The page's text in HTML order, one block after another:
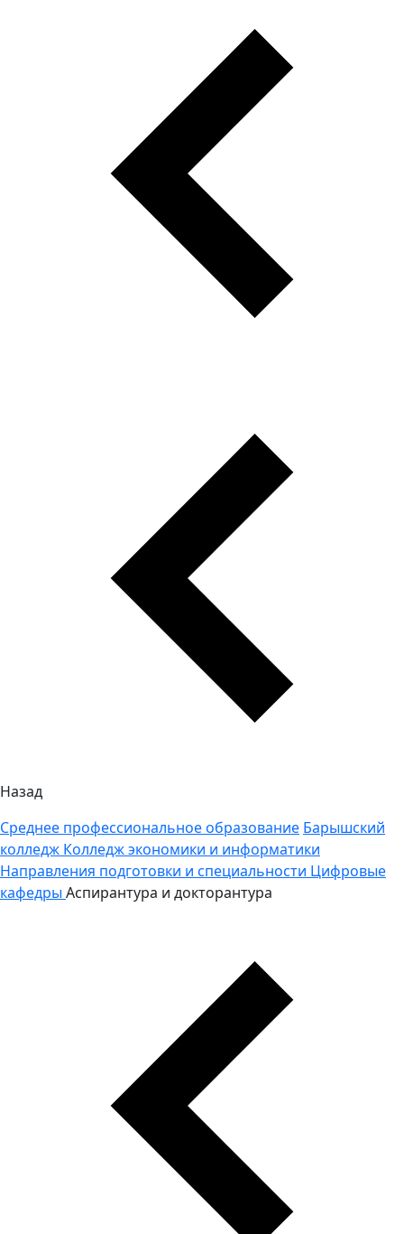
Назад
Среднее профессиональное образование Барышский
колледж Колледж экономики и информатики
Направления подготовки и специальности Цифровые
кафедры Аспирантура и докторантура